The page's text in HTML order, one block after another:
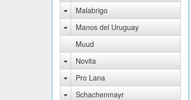
Malabrigo
Manos del Uruguay
Muud
Novita
Pro Lana
Schachenmayr